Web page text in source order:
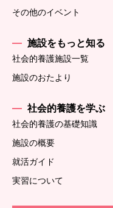
その他のイベント
施設をもっと知る
社会的養護施設一覧
施設のおたより
社会的養護を学ぶ
社会的養護の基礎知識
施設の概要
就活ガイド
実習について